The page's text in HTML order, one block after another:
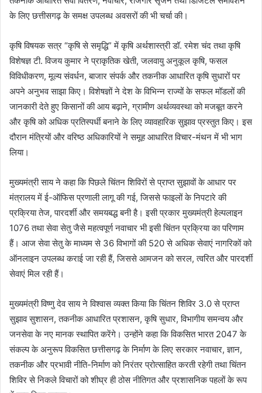
के लिए छत्तीसगढ़ के समक्ष उपलब्ध अवसरों की भी चर्चा की।
कृषि विषयक सत्र “कृषि से समृद्धि” में कृषि अर्थशास्त्री डॉ. रमेश चंद तथा कृषि
विशेषज्ञ टी. विजय कुमार ने प्राकृतिक खेती, जलवायु अनुकूल कृषि, फसल
विविधीकरण, मूल्य संवर्धन, बाजार संपर्क और तकनीक आधारित कृषि सुधारों पर
अपने अनुभव साझा किए। विशेषज्ञों ने देश के विभिन्न राज्यों के सफल मॉडलों की
जानकारी देते हुए किसानों की आय बढ़ाने, ग्रामीण अर्थव्यवस्था को मजबूत करने
और कृषि को अधिक प्रतिस्पर्धी बनाने के लिए व्यावहारिक सुझाव प्रस्तुत किए। इस
दौरान मंत्रियों और वरिष्ठ अधिकारियों ने समूह आधारित विचार-मंथन में भी भाग
लिया।
मुख्यमंत्री साय ने कहा कि पिछले चिंतन शिविरों से प्राप्त सुझावों के आधार पर
मंत्रालय में ई-ऑफिस प्रणाली लागू की गई, जिससे फाइलों के निपटारे की
प्रक्रिया तेज, पारदर्शी और समयबद्ध बनी है। इसी प्रकार मुख्यमंत्री हेल्पलाइन
1076 तथा सेवा सेतु जैसे महत्वपूर्ण नवाचार भी इसी चिंतन प्रक्रिया का परिणाम
हैं। आज सेवा सेतु के माध्यम से 36 विभागों की 520 से अधिक सेवाएं नागरिकों को
ऑनलाइन उपलब्ध कराई जा रही हैं, जिससे आमजन को सरल, त्वरित और पारदर्शी
सेवाएं मिल रही हैं।
मुख्यमंत्री विष्णु देव साय ने विश्वास व्यक्त किया कि चिंतन शिविर 3.0 से प्राप्त
सुझाव सुशासन, तकनीक आधारित प्रशासन, कृषि सुधार, विभागीय समन्वय और
जनसेवा के नए मानक स्थापित करेंगे। उन्होंने कहा कि विकसित भारत 2047 के
संकल्प के अनुरूप विकसित छत्तीसगढ़ के निर्माण के लिए सरकार नवाचार, ज्ञान,
तकनीक और प्रभावी नीति-निर्माण को निरंतर प्रोत्साहित करती रहेगी तथा चिंतन
शिविर से निकले विचारों को शीघ्र ही ठोस नीतिगत और प्रशासनिक पहलों के रूप